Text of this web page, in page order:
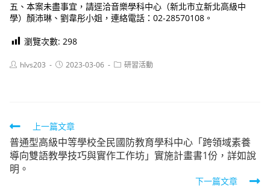
五、本案未盡事宜，請逕洽音樂學科中心（新北市立新北高級中
學）顏沛琳、劉韋彤小姐，連絡電話：02-28570108。
瀏覽次數: 298
Posthlvs203
Post2023-03-06
Post研習活動
Read
more
articles
上一篇文章
普通型高級中等學校全民國防教育學科中心「跨領域素養
導向雙語教學技巧與實作工作坊」實施計畫書1份，詳如說
明。
下一篇文章